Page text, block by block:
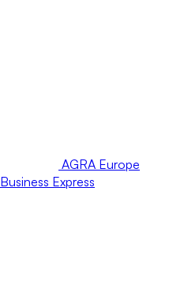
AGRA Europe
Business Express